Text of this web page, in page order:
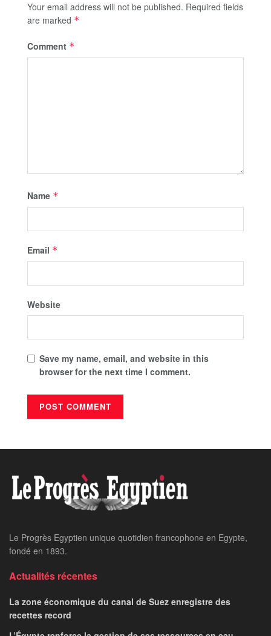
Your email address will not be published. Required fields
are marked *
Comment *
Name *
Email *
Website
Save my name, email, and website in this
browser for the next time I comment.
Le Progrès Egyptien unique quotidien francophone en Egypte,
fondé en 1893.
Actualités récentes
La zone économique du canal de Suez enregistre des
recettes record